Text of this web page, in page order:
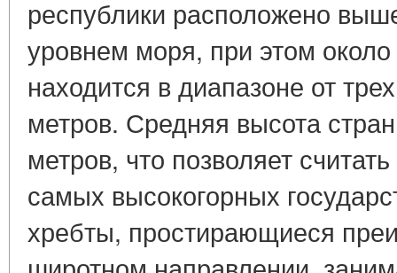
республики расположено
уровнем моря, при этом около
находится в диапазоне от
метров. Средняя высота
метров, что позволяет
самых высокогорных
хребты, простирающиеся